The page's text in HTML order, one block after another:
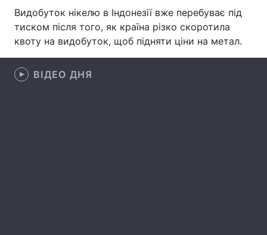
Архів Вакансії
Контакти
Послуги
Видобуток нікелю в Індонезії вже перебуває під
тиском після того, як країна різко скоротила
квоту на видобуток, щоб підняти ціни на метал.
ВІДЕО ДНЯ